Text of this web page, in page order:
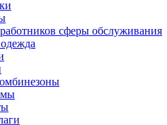
сферы обслуживания